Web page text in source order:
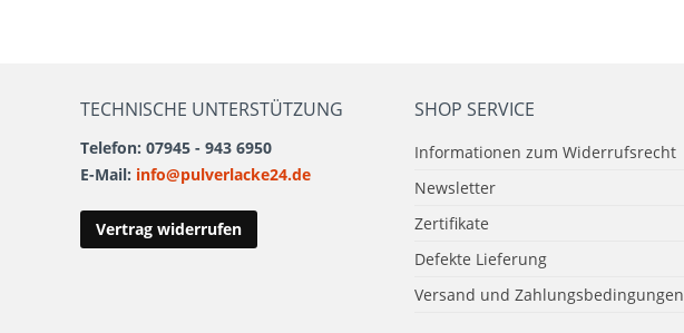
TECHNISCHE UNTERSTÜTZUNG
Telefon: 07945 - 943 6950
E-Mail: info@pulverlacke24.de
Vertrag widerrufen
SHOP SERVICE
Informationen zum Widerrufsrecht
Newsletter
Zertifikate
Defekte Lieferung
Versand und Zahlungsbedingungen